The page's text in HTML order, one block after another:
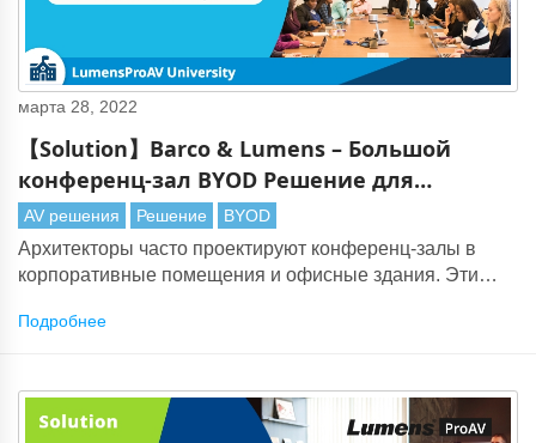
марта 28, 2022
【Solution】Barco & Lumens – Большой
конференц-зал BYOD Решение для
корпоративных организаций
AV решения Решение BYOD
Архитекторы часто проектируют конференц-залы в
корпоративные помещения и офисные здания. Эти
совета директоров, презентаций компаний и
Подробнее